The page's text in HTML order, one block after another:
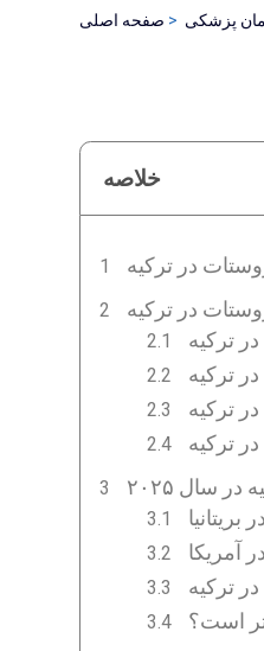
صفحه اصلی پزشکی
خلاصه
در ترکیه
در ترکیه
ترکیه
ترکیه
ترکیه
ترکیه
سال ۲۰۲۵
آمریکا
ترکیه
است؟